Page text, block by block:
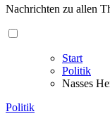
Nachrichten zu allen
Start
Politik
Nasses
Politik